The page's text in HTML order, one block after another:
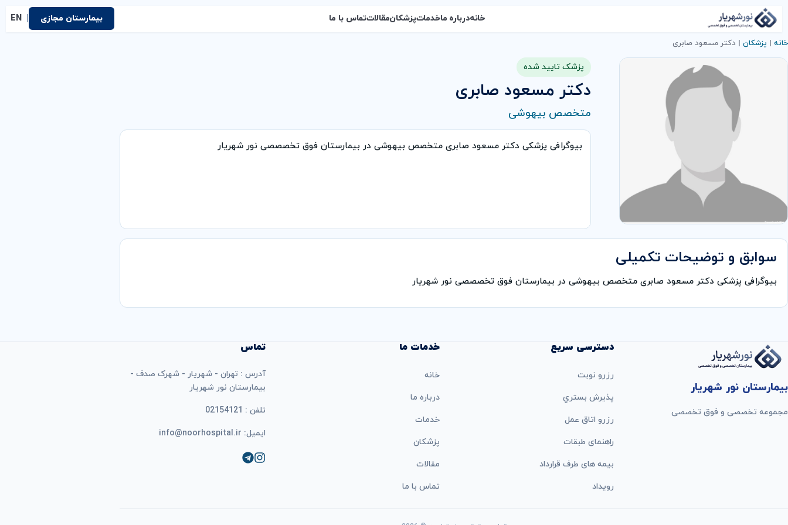
خانهدرباره ماخدماتپزشکانمقالاتتماس با ما بیمارستان مجازی EN
خانه | پزشکان | دکتر مسعود صابری
پزشک تایید شده
دکتر مسعود صابری
متخصص بیهوشی
بیوگرافی پزشکی دکتر مسعود صابری متخصص بیهوشی در بیمارستان فوق تخصصصی نور شهریار
سوابق و توضیحات تکمیلی
بیوگرافی پزشکی دکتر مسعود صابری متخصص بیهوشی در بیمارستان فوق تخصصصی نور شهریار
بیمارستان نور شهریار
مجموعه تخصصی و فوق تخصصی
دسترسی سریع
رزرو نوبت
پذيرش بستري
رزرو اتاق عمل
راهنمای طبقات
بيمه های طرف قرارداد
رویداد
خدمات ما
خانه
درباره ما
خدمات
پزشکان
مقالات
تماس با ما
تماس
آدرس : تهران - شهریار - شهرک صدف -
بیمارستان نور شهریار
تلفن : 02154121
ایمیل: info@noorhospital.ir